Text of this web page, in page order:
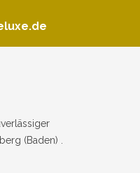
(Baden) .